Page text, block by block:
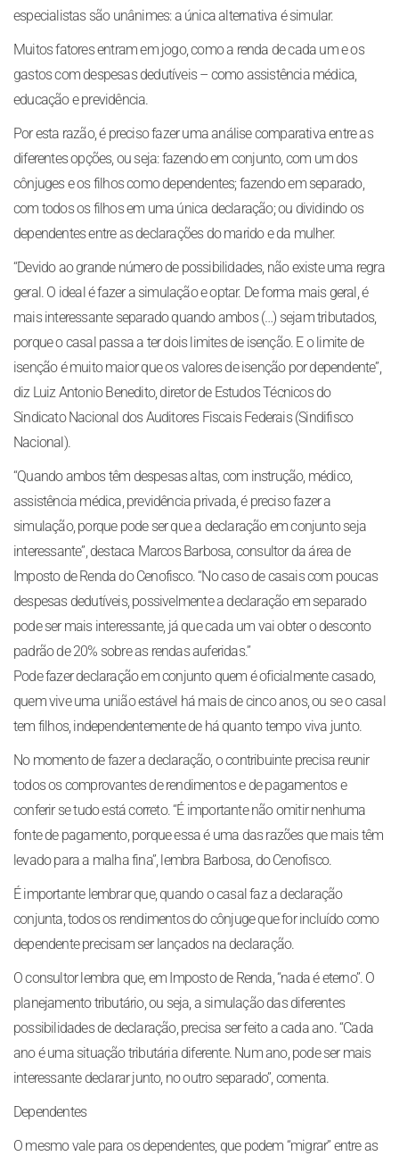
especialistas são unânimes: a única alternativa é simular.
Muitos fatores entram em jogo, como a renda de cada um e os
gastos com despesas dedutíveis – como assistência médica,
educação e previdência.
Por esta razão, é preciso fazer uma análise comparativa entre as
diferentes opções, ou seja: fazendo em conjunto, com um dos
cônjuges e os filhos como dependentes; fazendo em separado,
com todos os filhos em uma única declaração; ou dividindo os
dependentes entre as declarações do marido e da mulher.
“Devido ao grande número de possibilidades, não existe uma regra
geral. O ideal é fazer a simulação e optar. De forma mais geral, é
mais interessante separado quando ambos (…) sejam tributados,
porque o casal passa a ter dois limites de isenção. E o limite de
isenção é muito maior que os valores de isenção por dependente”,
diz Luiz Antonio Benedito, diretor de Estudos Técnicos do
Sindicato Nacional dos Auditores Fiscais Federais (Sindifisco
Nacional).
“Quando ambos têm despesas altas, com instrução, médico,
assistência médica, previdência privada, é preciso fazer a
simulação, porque pode ser que a declaração em conjunto seja
interessante”, destaca Marcos Barbosa, consultor da área de
Imposto de Renda do Cenofisco. “No caso de casais com poucas
despesas dedutíveis, possivelmente a declaração em separado
pode ser mais interessante, já que cada um vai obter o desconto
padrão de 20% sobre as rendas auferidas.”
Pode fazer declaração em conjunto quem é oficialmente casado,
quem vive uma união estável há mais de cinco anos, ou se o casal
tem filhos, independentemente de há quanto tempo viva junto.
No momento de fazer a declaração, o contribuinte precisa reunir
todos os comprovantes de rendimentos e de pagamentos e
conferir se tudo está correto. “É importante não omitir nenhuma
fonte de pagamento, porque essa é uma das razões que mais têm
levado para a malha fina”, lembra Barbosa, do Cenofisco.
É importante lembrar que, quando o casal faz a declaração
conjunta, todos os rendimentos do cônjuge que for incluído como
dependente precisam ser lançados na declaração.
O consultor lembra que, em Imposto de Renda, “nada é eterno”. O
planejamento tributário, ou seja, a simulação das diferentes
possibilidades de declaração, precisa ser feito a cada ano. “Cada
ano é uma situação tributária diferente. Num ano, pode ser mais
interessante declarar junto, no outro separado”, comenta.
Dependentes
O mesmo vale para os dependentes, que podem “migrar” entre as